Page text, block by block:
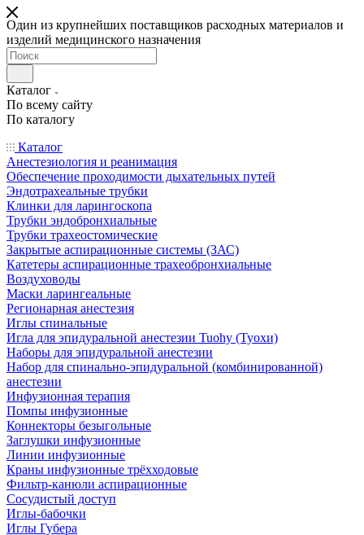
Один из крупнейших поставщиков расходных материалов и
изделий медицинского назначения
Каталог
По всему сайту
По каталогу
Каталог
Анестезиология и реанимация
Обеспечение проходимости дыхательных путей
Эндотрахеальные трубки
Клинки для ларингоскопа
Трубки эндобронхиальные
Трубки трахеостомические
Закрытые аспирационные системы (ЗАС)
Катетеры аспирационные трахеобронхиальные
Воздуховоды
Маски ларингеальные
Регионарная анестезия
Иглы спинальные
Игла для эпидуральной анестезии Tuohy (Туохи)
Наборы для эпидуральной анестезии
Набор для спинально-эпидуральной (комбинированной)
анестезии
Инфузионная терапия
Помпы инфузионные
Коннекторы безыгольные
Заглушки инфузионные
Линии инфузионные
Краны инфузионные трёхходовые
Фильтр-канюли аспирационные
Сосудистый доступ
Иглы-бабочки
Иглы Губера